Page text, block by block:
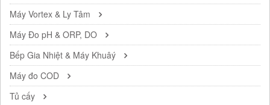
Máy Vortex & Ly Tâm
Máy Đo pH & ORP, DO
Bếp Gia Nhiệt & Máy Khuâý
Máy đo COD
Tủ cấy